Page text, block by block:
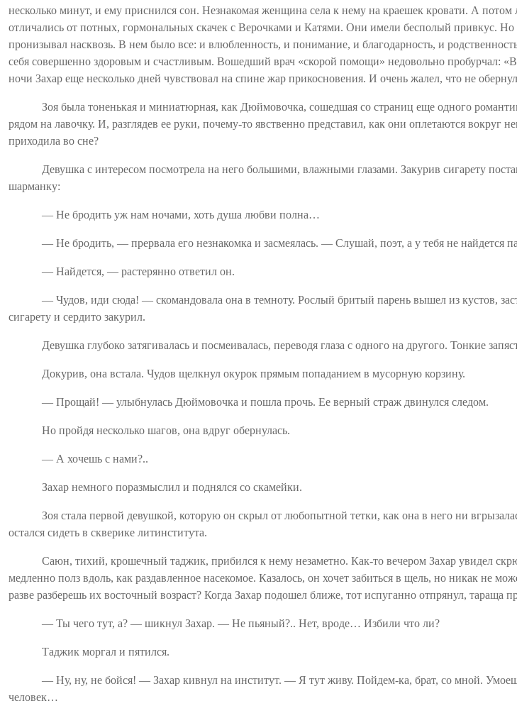
несколько минут, и ему приснился сон. Незнакомая женщина села к нему на краешек кровати. А
отличались от потных, гормональных скачек с Верочками и Катями. Они имели бесполый привкус.
пронизывал насквозь. В нем было все: и влюбленность, и понимание, и благодарность, и
себя совершенно здоровым и счастливым. Вошедший врач «скорой помощи» недовольно пробурчал:
ночи Захар еще несколько дней чувствовал на спине жар прикосновения. И очень жалел, что не
Зоя была тоненькая и миниатюрная, как Дюймовочка, сошедшая со страниц еще одного
рядом на лавочку. И, разглядев ее руки, почему-то явственно представил, как они оплетаются
приходила во сне?
Девушка с интересом посмотрела на него большими, влажными глазами. Закурив сигарету
шарманку:
— Не бродить уж нам ночами, хоть душа любви полна…
— Не бродить, — прервала его незнакомка и засмеялась. — Слушай, поэт, а у тебя не найдется
— Найдется, — растерянно ответил он.
—Чудов, иди сюда! — скомандовала она в темноту. Рослый бритый парень вышел из кустов,
сигарету и сердито закурил.
Девушка глубоко затягивалась и посмеивалась, переводя глаза с одного на другого. Тонкие
Докурив, она встала.Чудов щелкнул окурок прямым попаданием в мусорную корзину.
— Прощай! — улыбнулась Дюймовочка и пошла прочь. Ее верный страж двинулся следом.
Но пройдя несколько шагов, она вдруг обернулась.
— А хочешь с нами?..
Захар немного поразмыслил и поднялся со скамейки.
Зоя стала первой девушкой, которую он скрыл от любопытной тетки, как она в него ни
остался сидеть в скверике литинститута.
Саюн, тихий, крошечный таджик, прибился к нему незаметно. Как-то вечером Захар увидел
медленно полз вдоль, как раздавленное насекомое. Казалось, он хочет забиться в щель, но никак не
разве разберешь их восточный возраст? Когда Захар подошел ближе, тот испуганно отпрянул, тараща
— Ты чего тут, а? — шикнул Захар. — Не пьяный?.. Нет, вроде… Избили что ли?
Таджик моргал и пятился.
— Ну, ну, не бойся! — Захар кивнул на институт. — Я тут живу.Пойдем-ка, брат, со мной.
человек…